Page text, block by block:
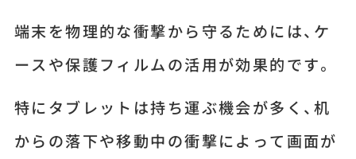
端末を物理的な衝撃から守るためには、ケ
ースや保護フィルムの活用が効果的です。
特にタブレットは持ち運ぶ機会が多く、机
からの落下や移動中の衝撃によって画面が